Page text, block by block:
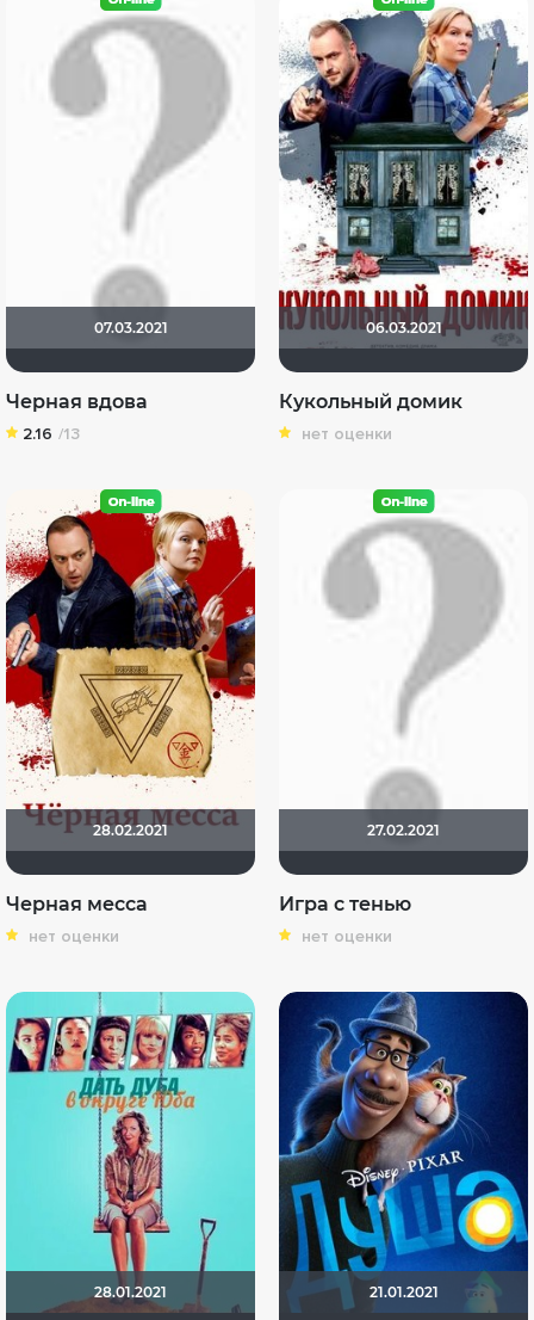
07.03.2021
Черная вдова
2.16 /13
06.03.2021
Кукольный домик
нет оценки
28.02.2021
Черная месса
нет оценки
27.02.2021
Игра с тенью
нет оценки
28.01.2021 21.01.2021